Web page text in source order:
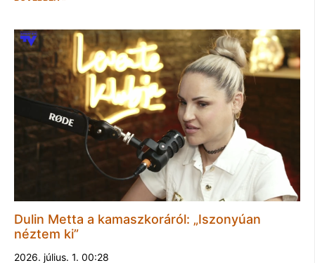
Dulin Metta a kamaszkoráról: „Iszonyúan
néztem ki”
2026. július. 1. 00:28